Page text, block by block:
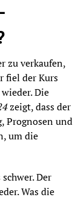
zu verkaufen,
fiel der Kurs
Die
zeigt, dass der
Prognosen und
um die
Der
Was die